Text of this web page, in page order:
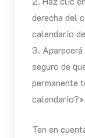
derecha del
calendario
3. Aparecerá
seguro de
permanente
Ten en